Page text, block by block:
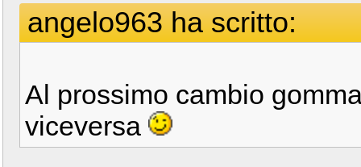
angelo963 ha scritto:
Al prossimo cambio
viceversa